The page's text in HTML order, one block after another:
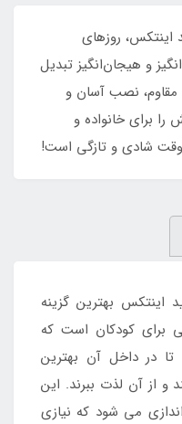
بزرگ قطر 183 جدید اینتکس، روزهای
و هیجان‌انگیز تبدیل
مقاوم، نصب آسان و
برای خانواده و
وقت شادی و تازگی است!
183 جدید اینتکس بهترین گزینه
برای کودکان است که
در داخل آن بهترین
و از آن لذت ببرند. این
می شود که نیازی